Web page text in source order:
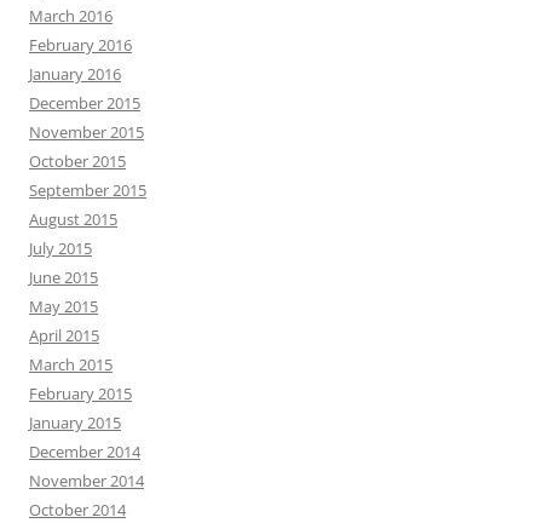
March 2016
February 2016
January 2016
December 2015
November 2015
October 2015
September 2015
August 2015
July 2015
June 2015
May 2015
April 2015
March 2015
February 2015
January 2015
December 2014
November 2014
October 2014